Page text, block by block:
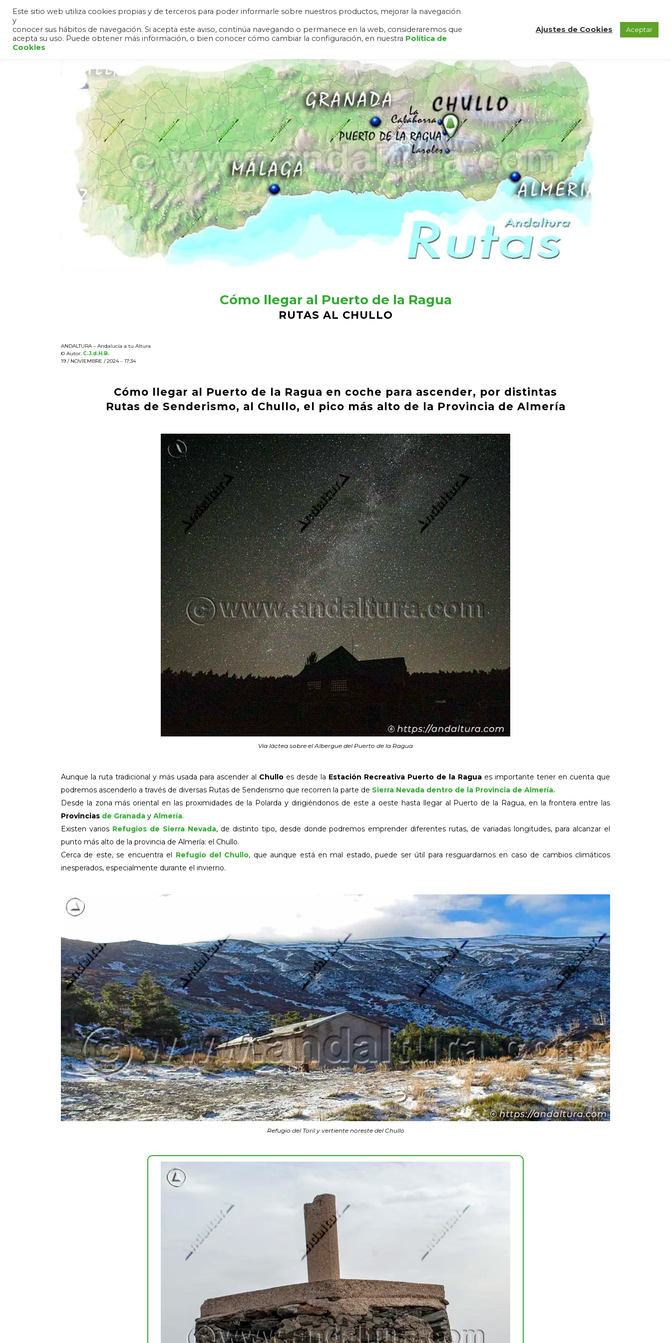
HOME ANDALUCÍA SIERRA NEVADA ALHAMBRA Y GENERALIFE RUTAS CONTACTO
Cómo llegar al Puerto de la Ragua
RUTAS AL CHULLO
ANDALTURA – Andalucía a tu Altura
© Autor: C.J.d.H.B.
19 / NOVIEMBRE / 2024 – 17:34
Cómo llegar al Puerto de la Ragua en coche para ascender, por distintas
Rutas de Senderismo, al Chullo, el pico más alto de la Provincia de Almería
Vía láctea sobre el Albergue del Puerto de la Ragua
Aunque la ruta tradicional y más usada para ascender al Chullo es desde la Estación Recreativa Puerto de la Ragua es importante tener en cuenta que
podremos ascenderlo a través de diversas Rutas de Senderismo que recorren la parte de Sierra Nevada dentro de la Provincia de Almería.
Desde la zona más oriental en las proximidades de la Polarda y dirigiéndonos de este a oeste hasta llegar al Puerto de la Ragua, en la frontera entre las
Provincias de Granada y Almería.
Existen varios Refugios de Sierra Nevada, de distinto tipo, desde donde podremos emprender diferentes rutas, de variadas longitudes, para alcanzar el
punto más alto de la provincia de Almería: el Chullo.
Cerca de este, se encuentra el Refugio del Chullo, que aunque está en mal estado, puede ser útil para resguardarnos en caso de cambios climáticos
inesperados, especialmente durante el invierno.
Refugio del Toril y vertiente noreste del Chullo
Este sitio web utiliza cookies propias y de terceros para poder informarle sobre nuestros productos, mejorar la navegación
y
conocer sus hábitos de navegación. Si acepta este aviso, continúa navegando o permanece en la web, consideraremos que
acepta su uso. Puede obtener más información, o bien conocer cómo cambiar la configuración, en nuestra Política de
Cookies
Ajustes de Cookies Aceptar